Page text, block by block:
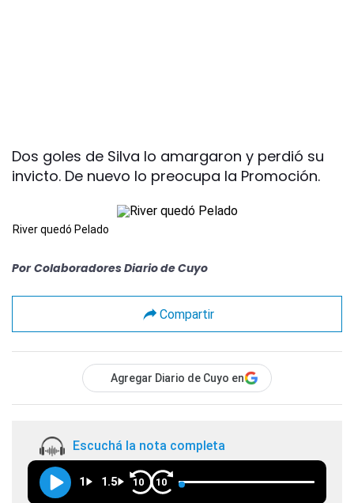
Dos goles de Silva lo amargaron y perdió su
invicto. De nuevo lo preocupa la Promoción.
River quedó Pelado
Por Colaboradores Diario de Cuyo
Compartir
Agregar Diario de Cuyo en
Escuchá la nota completa
1 1.5 10 10